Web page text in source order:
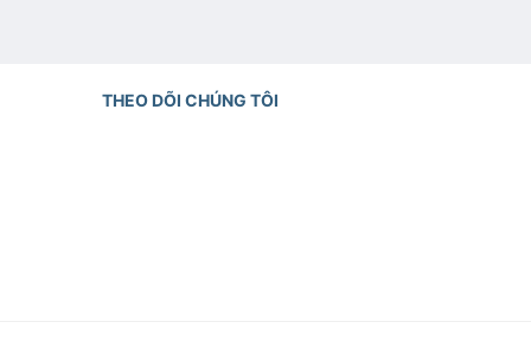
THEO DÕI CHÚNG TÔI